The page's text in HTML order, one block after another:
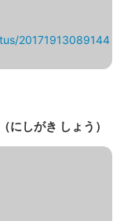
20171913089144
にしがき しょう）